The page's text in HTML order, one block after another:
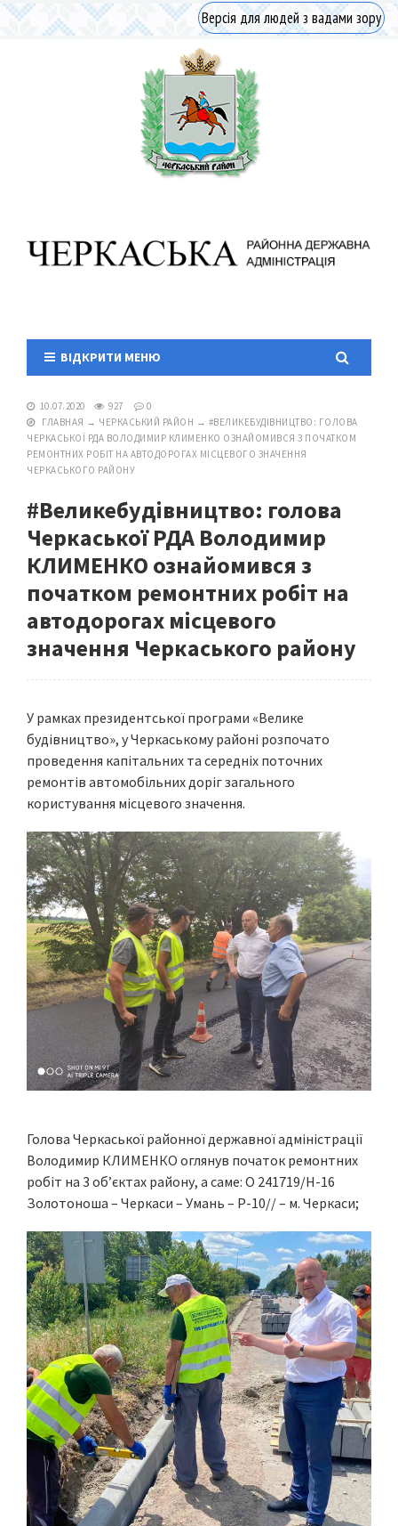
Версія для людей з вадами зору
ВІДКРИТИ МЕНЮ
10.07.2020 927
0
ГЛАВНАЯ → ЧЕРКАСЬКИЙ РАЙОН → #ВЕЛИКЕБУДІВНИЦТВО: ГОЛОВА
ЧЕРКАСЬКОЇ РДА ВОЛОДИМИР КЛИМЕНКО ОЗНАЙОМИВСЯ З ПОЧАТКОМ
РЕМОНТНИХ РОБІТ НА АВТОДОРОГАХ МІСЦЕВОГО ЗНАЧЕННЯ
ЧЕРКАСЬКОГО РАЙОНУ
#Великебудівництво: голова
Черкаської РДА Володимир
КЛИМЕНКО ознайомився з
початком ремонтних робіт на
автодорогах місцевого
значення Черкаського району
У рамках президентської програми «Велике
будівництво», у Черкаському районі розпочато
проведення капітальних та середніх поточних
ремонтів автомобільних доріг загального
користування місцевого значення.
Голова Черкаської районної державної адміністрації
Володимир КЛИМЕНКО оглянув початок ремонтних
робіт на 3 об’єктах району, а саме: О 241719/Н-16
Золотоноша – Черкаси – Умань – Р-10// – м. Черкаси;